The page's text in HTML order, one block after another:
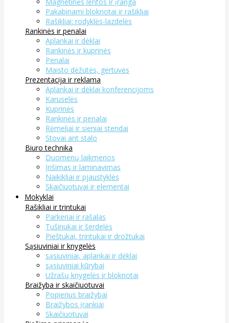
Pakabinami bloknotai ir rašikliai
Rašikliai: rodyklės-lazdelės
Rankinės ir penalai
Aplankai ir dėklai
Rankinės ir kuprinės
Penalai
Maisto dėžutės, gertuvės
Prezentacija ir reklama
Aplankai ir dėklai konferencijoms
Karuselės
Kuprinės
Rankinės ir penalai
Rėmeliai ir sieniai stendai
Stovai ant stalo
Biuro technika
Duomenų laikmenos
Įrišimas ir laminavimas
Naikikliai ir pjaustyklės
Skaičiuotuvai ir elementai
Mokyklai
Rašikliai ir trintukai
Parkeriai ir rašalas
Tušinukai ir šerdelės
Pieštukai, trintukai ir drožtukai
Sąsiuviniai ir knygelės
sąsiuviniai, aplankai ir dėklai
sąsiuviniai kūrybai
Užrašų knygelės ir bloknotai
Braižyba ir skaičiuotuvai
Popierius braižybai
Braižybos įrankiai
Skaičiuotuvai